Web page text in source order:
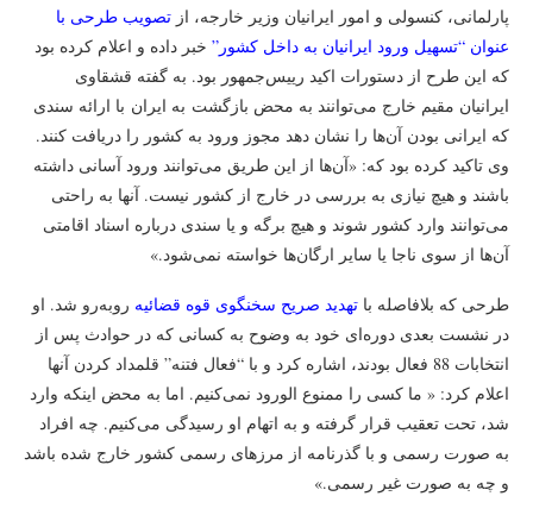
پارلمانی، کنسولی و امور ایرانیان وزیر خارجه، از تصویب طرحی با
عنوان “تسهیل ورود ایرانیان به داخل کشور” خبر داده و اعلام کرده بود
که این طرح از دستورات اکید رییس‌جمهور بود. به گفته قشقاوی
ایرانیان مقیم خارج می‌توانند به محض بازگشت به ایران با ارائه سندی
که ایرانی بودن آن‌ها را نشان دهد مجوز ورود به کشور را دریافت کنند.
وی تاکید کرده بود که: «آن‌ها از این طریق می‌توانند ورود آسانی داشته
باشند و هیچ نیازی به بررسی در خارج از کشور نیست. آنها به راحتی
می‌توانند وارد کشور شوند و هیچ برگه و یا سندی درباره‌ اسناد اقامتی
آن‌ها از سوی ناجا یا سایر ارگان‌ها خواسته نمی‌شود.»
طرحی که بلافاصله با تهدید صریح سخنگوی قوه قضائیه روبه‌رو شد. او
در نشست بعدی دوره‌ای خود به وضوح به کسانی که در حوادث پس از
انتخابات 88 فعال بودند، اشاره کرد و با “فعال فتنه” قلمداد کردن آنها
اعلام کرد: « ما کسی را ممنوع الورود نمی‌کنیم. اما به محض اینکه وارد
شد، تحت تعقیب قرار گرفته و به اتهام او رسیدگی می‌کنیم. چه افراد
به صورت رسمی و با گذرنامه از مرزهای رسمی کشور خارج شده باشد
و چه به صورت غیر رسمی.»